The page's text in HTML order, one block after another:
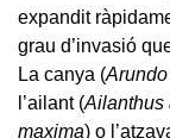
expandit
grau d’invasió
La canya (
l’ailant (Ailanthus
maxima) o